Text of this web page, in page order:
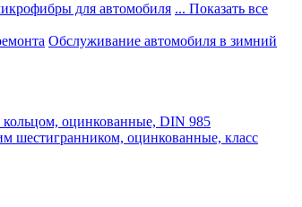
для автомобиля ... Показать все
Обслуживание автомобиля в зимний
оцинкованные, DIN 985
шестигранником, оцинкованные, класс